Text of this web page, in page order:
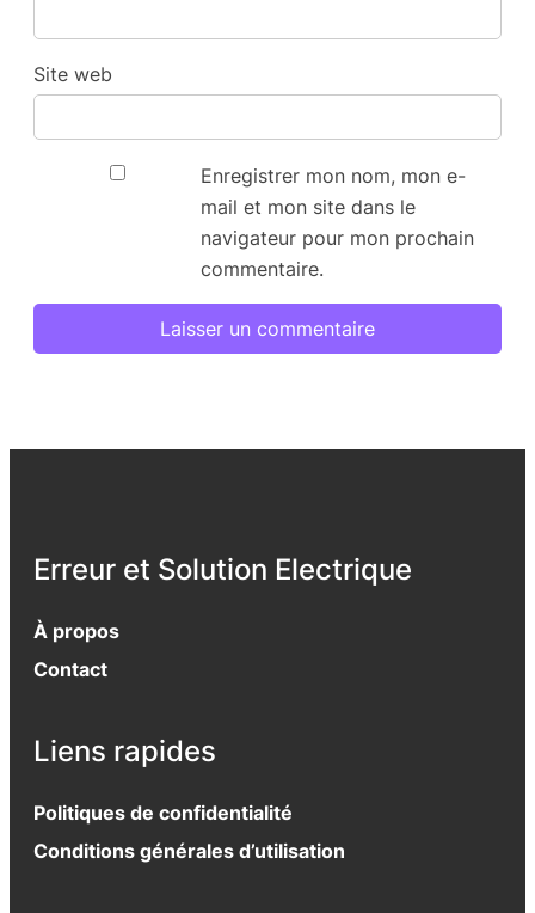
Site web
Enregistrer mon nom, mon e-
mail et mon site dans le
navigateur pour mon prochain
commentaire.
Erreur et Solution Electrique
À propos
Contact
Liens rapides
Politiques de confidentialité
Conditions générales d’utilisation